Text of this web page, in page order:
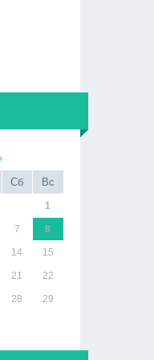
Сб Вс
1
7 8
14 15
21 22
28 29